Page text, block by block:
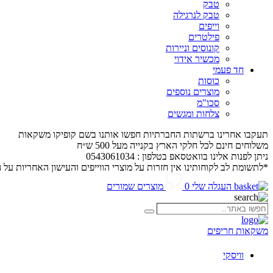
טבק
טבק לנרגילה
וייפים
פילטרים
קונוסים וניירות
מכשיר אידוי
חד פעמי
כוסות
מוצרים נוספים
סכו"מ
צלחות ומגשים
תעקבו אחרינו ברשתות החברתיות חפשו אותנו בשם קופיקו משקאות
משלוחים חינם לכל חלקי הארץ בקנייה מעל 500 ש״ח
ניתן לפנות אלינו בוואטסאפ בטלפון : 0543061034
*לתשומת לב לקוחותינו אין חזרות על מוצרי הווייפים והעישון האחריות
העגלה שלי 0 מוצרים שמורים
חפשו
באתר..
חיפוש
משקאות חריפים
וויסקי